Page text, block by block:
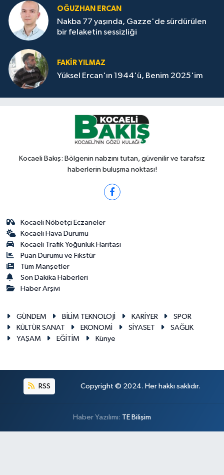
OĞUZHAN ERCAN
Nakba 77 yaşında, Gazze'de sürdürülen
bir felaketin sessizliği
FAKİR YILMAZ
Yüksel Ercan'ın 1944'ü, Benim 2025'im
Kocaeli Bakış: Bölgenin nabzını tutan, güvenilir ve tarafsız
haberlerin buluşma noktası!
Kocaeli Nöbetçi Eczaneler
Kocaeli Hava Durumu
Kocaeli Trafik Yoğunluk Haritası
Puan Durumu ve Fikstür
Tüm Manşetler
Son Dakika Haberleri
Haber Arşivi
GÜNDEM BİLİM TEKNOLOJİ KARİYER
SPOR
KÜLTÜR SANAT
EKONOMİ SİYASET
SAĞLIK
YAŞAM
EĞİTİM Künye
RSS Copyright © 2024. Her hakkı saklıdır.
Haber Yazılımı: TE Bilişim